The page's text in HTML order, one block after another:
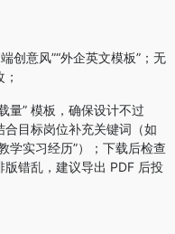
创意风”“外企英文模板”；无
量” 模板，确保设计不过
目标岗位补充关键词（如
学实习经历”）；下载后检查
错乱，建议导出 PDF 后投